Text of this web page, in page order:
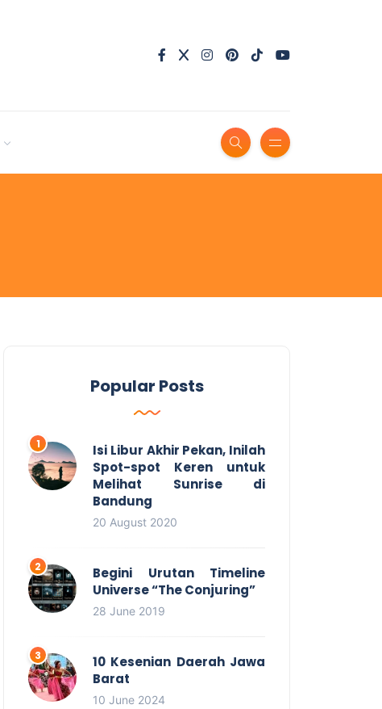
Popular Posts
Isi Libur Akhir Pekan, Inilah
Spot-spot Keren untuk
Melihat Sunrise di
Bandung
20 August 2020
Begini Urutan Timeline
Universe “The Conjuring”
28 June 2019
10 Kesenian Daerah Jawa
Barat
10 June 2024